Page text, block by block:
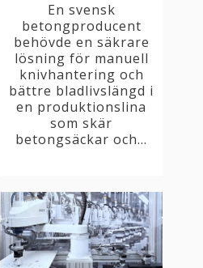
En svensk
betongproducent
behövde en säkrare
lösning för manuell
knivhantering och
bättre bladlivslängd i
en produktionslina
som skär
betongsäckar och...